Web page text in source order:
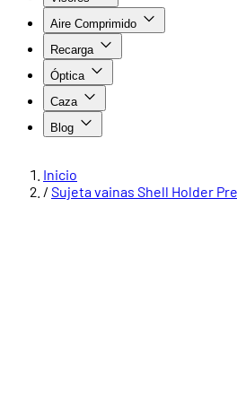
Aire Comprimido
Recarga
Óptica
Caza
Blog
Inicio
/ Sujeta vainas Shell Holder